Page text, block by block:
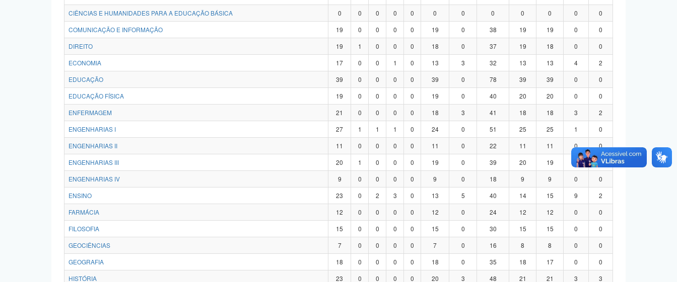
CIÊNCIAS E HUMANIDADES PARA A EDUCAÇÃO BÁSICA
0 0 0 0 0 0 0 0 0 0 0
0
COMUNICAÇÃO E INFORMAÇÃO
19 0 0 0 0 19 0 38 19 19 0
0
DIREITO
19 1 0 0 0 18 0 37 19 18 0
0
ECONOMIA
17 0 0 1 0 13 3 32 13 13 4
2
EDUCAÇÃO
39 0 0 0 0 39 0 78 39 39 0
0
EDUCAÇÃO FÍSICA
19 0 0 0 0 19 0 40 20 20 0
0
ENFERMAGEM
21 0 0 0 0 18 3 41 18 18 3
2
ENGENHARIAS I
27 1 1 1 0 24 0 51 25 25 1
0
ENGENHARIAS II
11 0 0 0 0 11 0 22 11 11 0
0
ENGENHARIAS III
20 1 0 0 0 19 0 39 20 19 0
0
ENGENHARIAS IV
9 0 0 0 0 9 0 18 9 9 0
0
ENSINO
23 0 2 3 0 13 5 40 14 15 9
2
FARMÁCIA
12 0 0 0 0 12 0 24 12 12 0
0
FILOSOFIA
15 0 0 0 0 15 0 30 15 15 0
0
GEOCIÊNCIAS
7 0 0 0 0 7 0 16 8 8 0
0
GEOGRAFIA
18 0 0 0 0 18 0 35 18 17 0
0
HISTÓRIA
23 0 0 0 0 20 3 48 21 21 3
3